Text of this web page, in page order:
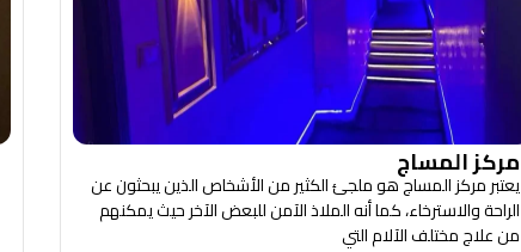
مركز المساج
يعتبر مركز المساج هو ملجئ الكثير من الأشخاص الذين يبحثون عن
الراحة والاسترخاء، كما أنه الملاذ الآمن للبعض الآخر حيث يمكنهم
من علاج مختلف الآلام التي